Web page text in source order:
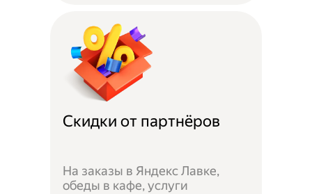
Скидки от партнёров
На заказы в Яндекс Лавке,
обеды в кафе, услуги